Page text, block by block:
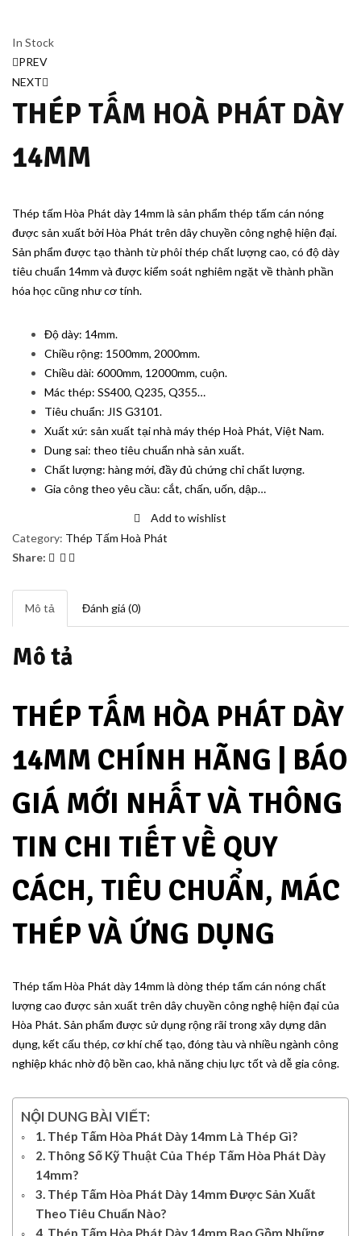
In Stock
Điều
hướng
bài
PREV
NEXT
THÉP TẤM HOÀ PHÁT DÀY
14MM
Thép tấm Hòa Phát dày 14mm là sản phẩm thép tấm cán nóng
được sản xuất bởi Hòa Phát trên dây chuyền công nghệ hiện đại.
Sản phẩm được tạo thành từ phôi thép chất lượng cao, có độ dày
tiêu chuẩn 14mm và được kiểm soát nghiêm ngặt về thành phần
hóa học cũng như cơ tính.
Độ dày: 14mm.
Chiều rộng: 1500mm, 2000mm.
Chiều dài: 6000mm, 12000mm, cuộn.
Mác thép: SS400, Q235, Q355…
Tiêu chuẩn: JIS G3101.
Xuất xứ: sản xuất tại nhà máy thép Hoà Phát, Việt Nam.
Dung sai: theo tiêu chuẩn nhà sản xuất.
Chất lượng: hàng mới, đầy đủ chứng chỉ chất lượng.
Gia công theo yêu cầu: cắt, chấn, uốn, dập…
Add to wishlist
Category: Thép Tấm Hoà Phát
Share:
Mô tả Đánh giá (0)
Mô tả
THÉP TẤM HÒA PHÁT DÀY
14MM CHÍNH HÃNG | BÁO
GIÁ MỚI NHẤT VÀ THÔNG
TIN CHI TIẾT VỀ QUY
CÁCH, TIÊU CHUẨN, MÁC
THÉP VÀ ỨNG DỤNG
Thép tấm Hòa Phát dày 14mm là dòng thép tấm cán nóng chất
lượng cao được sản xuất trên dây chuyền công nghệ hiện đại của
Hòa Phát. Sản phẩm được sử dụng rộng rãi trong xây dựng dân
dụng, kết cấu thép, cơ khí chế tạo, đóng tàu và nhiều ngành công
nghiệp khác nhờ độ bền cao, khả năng chịu lực tốt và dễ gia công.
NỘI DUNG BÀI VIẾT:
1. Thép Tấm Hòa Phát Dày 14mm Là Thép Gì?
2. Thông Số Kỹ Thuật Của Thép Tấm Hòa Phát Dày
14mm?
3. Thép Tấm Hòa Phát Dày 14mm Được Sản Xuất
Theo Tiêu Chuẩn Nào?
4. Thép Tấm Hòa Phát Dày 14mm Bao Gồm Những